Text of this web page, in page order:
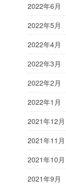
2022年6月
2022年5月
2022年4月
2022年3月
2022年2月
2022年1月
2021年12月
2021年11月
2021年10月
2021年9月